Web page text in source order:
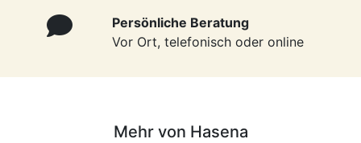
Persönliche Beratung
Vor Ort, telefonisch oder online
Mehr von Hasena